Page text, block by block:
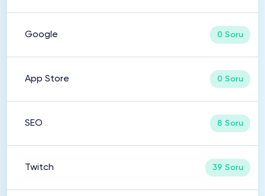
Google 0 Soru
App Store 0 Soru
SEO 8 Soru
Twitch 39 Soru